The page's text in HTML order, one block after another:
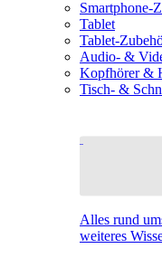
Smartphone-
Tablet
Tablet-
Audio- &
Kopfhörer &
Tisch- &
Alles rund
weiteres